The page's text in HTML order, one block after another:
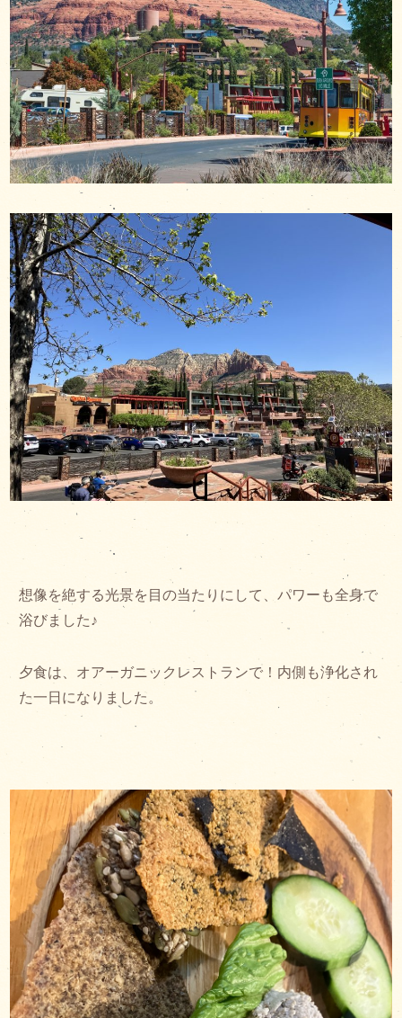
想像を絶する光景を目の当たりにして、パワーも全身で
浴びました♪
夕食は、オアーガニックレストランで！内側も浄化され
た一日になりました。